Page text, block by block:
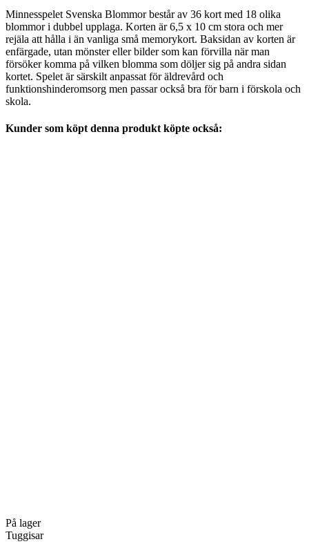
Minnesspelet Svenska Blommor består av 36 kort med 18 olika
blommor i dubbel upplaga. Korten är 6,5 x 10 cm stora och mer
rejäla att hålla i än vanliga små memorykort. Baksidan av korten är
enfärgade, utan mönster eller bilder som kan förvilla när man
försöker komma på vilken blomma som döljer sig på andra sidan
kortet. Spelet är särskilt anpassat för äldrevård och
funktionshinderomsorg men passar också bra för barn i förskola och
skola.
Kunder som köpt denna produkt köpte också:
På lager
Tuggisar